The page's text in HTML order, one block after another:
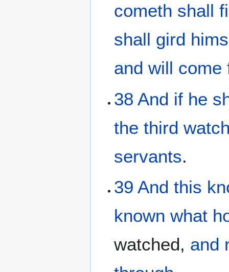
cometh shall
shall gird
and will come
38 And if he
the third
servants.
39 And this
known what
watched, and